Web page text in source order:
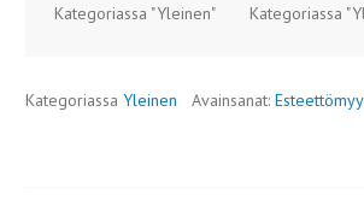
Kategoriassa "Yleinen"
Kategoriassa
Kategoriassa Yleinen Avainsanat: